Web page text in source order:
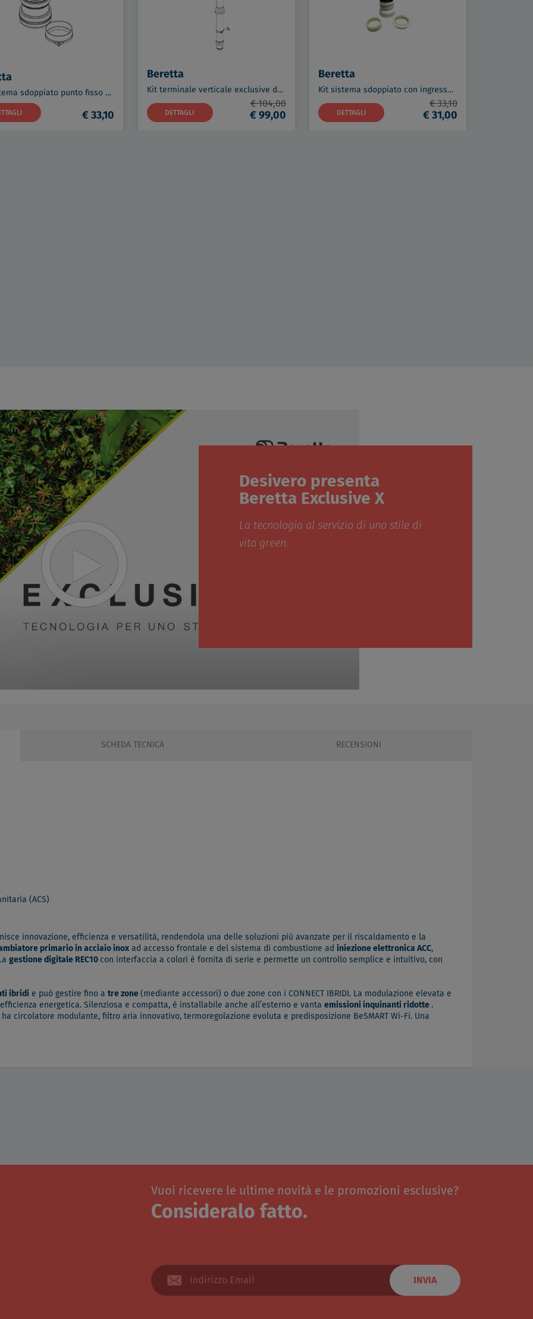
Kit sistema sdoppiato punto fisso exclusive codice prod: 20129765
€ 33,10
Beretta
Kit terminale verticale exclusive d60/100(2) codice prod: 20129177
DETTAGLI
€ 104,00
€ 99,00
Beretta
Kit sistema sdoppiato con ingresso aria posizione orientabile d60/d80 codice prod: 20134830
DETTAGLI
€ 33,10
€ 31,00
Desivero presenta
Beretta Exclusive X
La tecnologia al servizio di uno stile di
vita green.
SCHEDA TECNICA RECENSIONI
(ACS)
innovazione, efficienza e versatilità, rendendola una delle soluzioni più avanzate per il riscaldamento e la
primario in acciaio inox ad accesso frontale e del sistema di combustione ad iniezione elettronica ACC,
gestione digitale REC10 con interfaccia a colori è fornita di serie e permette un controllo semplice e intuitivo, con
ibridi e può gestire fino a tre zone (mediante accessori) o due zone con i CONNECT IBRIDI. La modulazione elevata e
energetica. Silenziosa e compatta, è installabile anche all’esterno e vanta emissioni inquinanti ridotte .
ha circolatore modulante, filtro aria innovativo, termoregolazione evoluta e predisposizione BeSMART Wi-Fi. Una
Vuoi ricevere le ultime novità e le promozioni esclusive?
Consideralo fatto.
INVIA